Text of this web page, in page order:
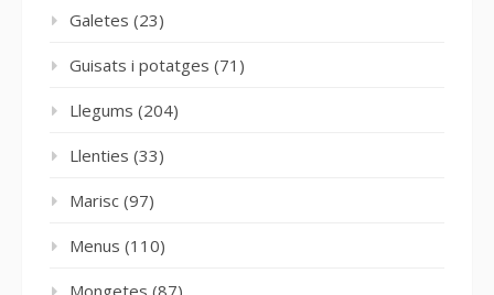
Galetes (23)
Guisats i potatges (71)
Llegums (204)
Llenties (33)
Marisc (97)
Menus (110)
Mongetes (87)